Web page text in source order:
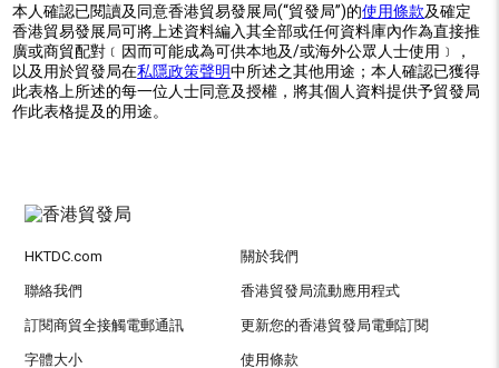
本人確認已閱讀及同意香港貿易發展局(“貿發局”)的使用條款及確定
香港貿易發展局可將上述資料編入其全部或任何資料庫內作為直接推
廣或商貿配對﹝因而可能成為可供本地及/或海外公眾人士使用﹞，
以及用於貿發局在私隱政策聲明中所述之其他用途；本人確認已獲得
此表格上所述的每一位人士同意及授權，將其個人資料提供予貿發局
作此表格提及的用途。
HKTDC.com 關於我們
聯絡我們 香港貿發局流動應用程式
訂閱商貿全接觸電郵通訊 更新您的香港貿發局電郵訂閱
字體大小 使用條款